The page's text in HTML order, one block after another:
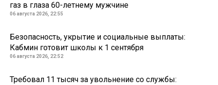
газ в глаза 60-летнему мужчине
06 августа 2026, 22:55
Безопасность, укрытие и социальные выплаты:
Кабмин готовит школы к 1 сентября
06 августа 2026, 22:52
Требовал 11 тысяч за увольнение со службы: